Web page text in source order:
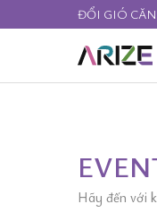
ĐỔI GIÓ
Hãy đến với